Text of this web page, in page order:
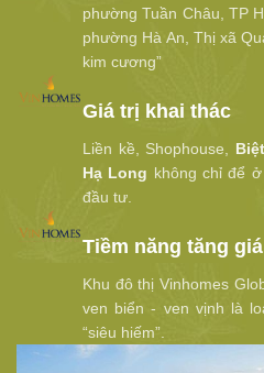
phường Tuần Châu, TP
phường Hà An, Thị xã
kim cương”
Giá trị khai thác
Liền kề, Shophouse,
Hạ Long không chỉ để
đầu tư.
Tiềm năng tăng giá
Khu đô thị Vinhomes
ven biển - ven vịnh là
“siêu hiếm”.